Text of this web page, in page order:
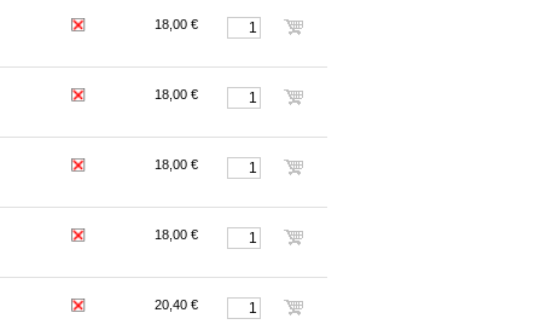
18,00 €
18,00 €
18,00 €
18,00 €
20,40 €